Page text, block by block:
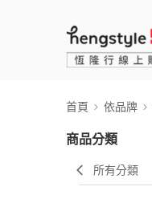
首頁 依品牌
商品分類
所有分類